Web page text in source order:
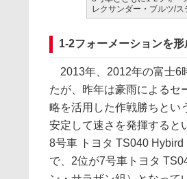
レクサンダー・ブルツ/ス
1-2フォーメーションを
2013年、2012年の富士6
たが、昨年は豪雨によるセ
略を活用した作戦勝ちとい
安定して速さを発揮すると
8号車 トヨタ TS040 Hybird
で、2位が7号車トヨタ